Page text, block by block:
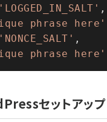
'LOGGED_IN_SALT'
phrase here'
'NONCE_SALT'
phrase here'
セットアップ